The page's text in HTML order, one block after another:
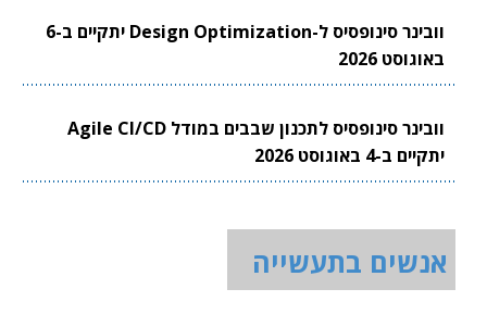
וובינר סינופסיס ל-Design Optimization יתקיים ב-6
באוגוסט 2026
וובינר סינופסיס לתכנון שבבים במודל Agile CI/CD
יתקיים ב-4 באוגוסט 2026
אנשים בתעשייה